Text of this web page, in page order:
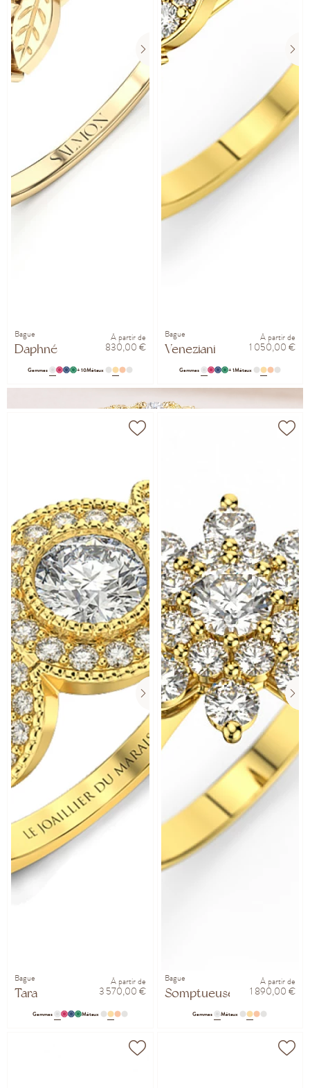
Bague
Daphné
À partir de
830,00 €
Gemmes + 10Métaux
Bague
Veneziani
À partir de
1 050,00 €
Gemmes + 1Métaux
Bague
Tara
À partir de
3 570,00 €
Gemmes Métaux
Bague
Somptueuse
À partir de
1 890,00 €
Gemmes Métaux